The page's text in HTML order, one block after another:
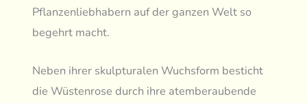
Pflanzenliebhabern auf der ganzen Welt so
begehrt macht.
Neben ihrer skulpturalen Wuchsform besticht
die Wüstenrose durch ihre atemberaubende